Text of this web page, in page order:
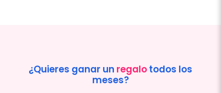
¿Quieres ganar un regalotodos los
meses?